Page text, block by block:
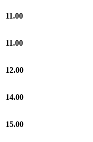
11.00
11.00
12.00
14.00
15.00